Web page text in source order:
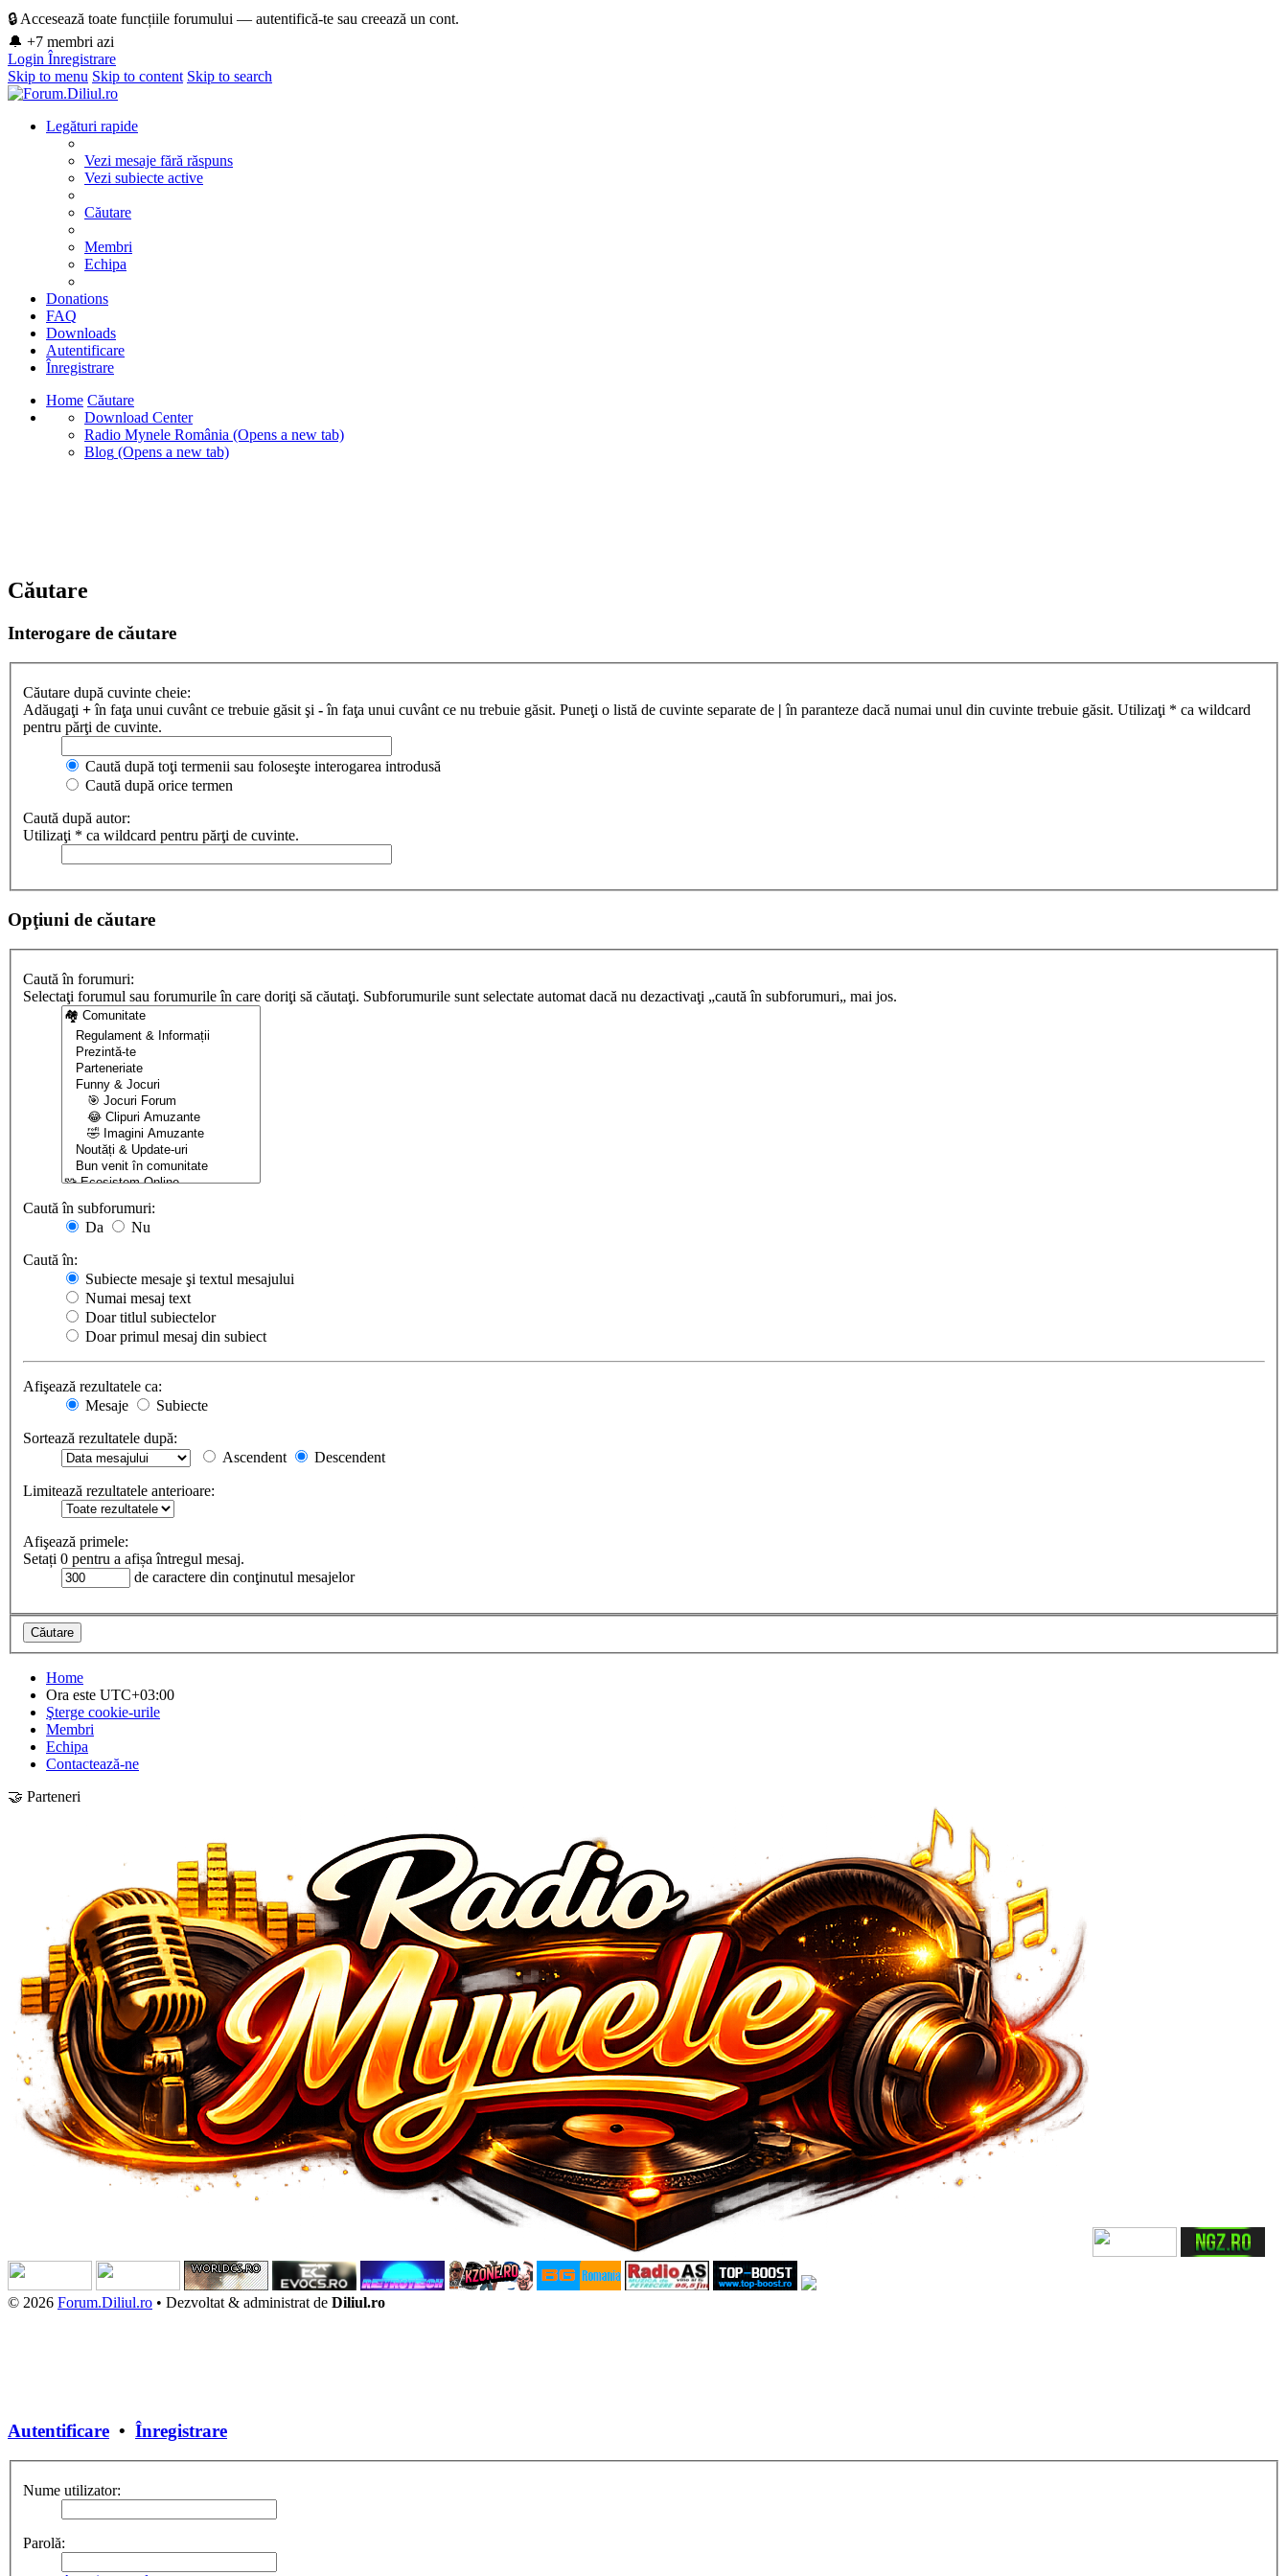
🔒 Accesează toate funcțiile forumului — autentifică-te sau creează un cont.
🔔 +7 membri azi
Login Înregistrare
Skip to menu Skip to content Skip to search
Legături rapide
Vezi mesaje fără răspuns
Vezi subiecte active
Căutare
Membri
Echipa
Donations
FAQ
Downloads
Autentificare
Înregistrare
Home Căutare
Download Center
Radio Mynele România (Opens a new tab)
Blog (Opens a new tab)
Căutare
Interogare de căutare
Căutare după cuvinte cheie:
Adăugaţi +în faţa unui cuvânt ce trebuie găsit şi -în faţa unui cuvânt ce nu trebuie găsit. Puneţi o listă de cuvinte separate de | în paranteze dacă numai unul din cuvinte trebuie găsit. Utilizaţi * ca wildcard
pentru părţi de cuvinte.
Caută după toţi termenii sau foloseşte interogarea introdusă
Caută după orice termen
Caută după autor:
Utilizaţi * ca wildcard pentru părţi de cuvinte.
Opţiuni de căutare
Caută în forumuri:
Selectaţi forumul sau forumurile în care doriţi să căutaţi. Subforumurile sunt selectate automat dacă nu dezactivaţi „caută în subforumuri„ mai jos.
Caută în subforumuri:
Da
Nu
Caută în:
Subiecte mesaje şi textul mesajului
Numai mesaj text
Doar titlul subiectelor
Doar primul mesaj din subiect
Afişează rezultatele ca:
Mesaje
Subiecte
Sortează rezultatele după:
Ascendent
Descendent
Limitează rezultatele anterioare:
Afişează primele:
Setați 0 pentru a afișa întregul mesaj.
de caractere din conţinutul mesajelor
Home
Ora este UTC+03:00
Şterge cookie-urile
Membri
Echipa
Contactează-ne
🤝 Parteneri
© 2026 Forum.Diliul.ro • Dezvoltat & administrat de Diliul.ro
Autentificare • Înregistrare
Nume utilizator:
Parolă: